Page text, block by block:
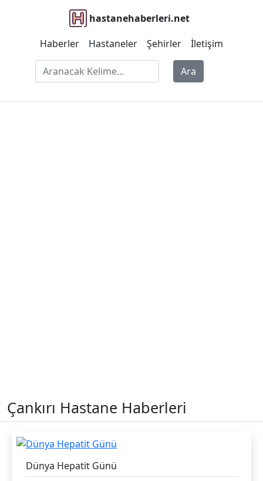
hastanehaberleri.net
Haberler
Hastaneler Şehirler İletişim
Ara
Çankırı Hastane Haberleri
Dünya Hepatit Günü